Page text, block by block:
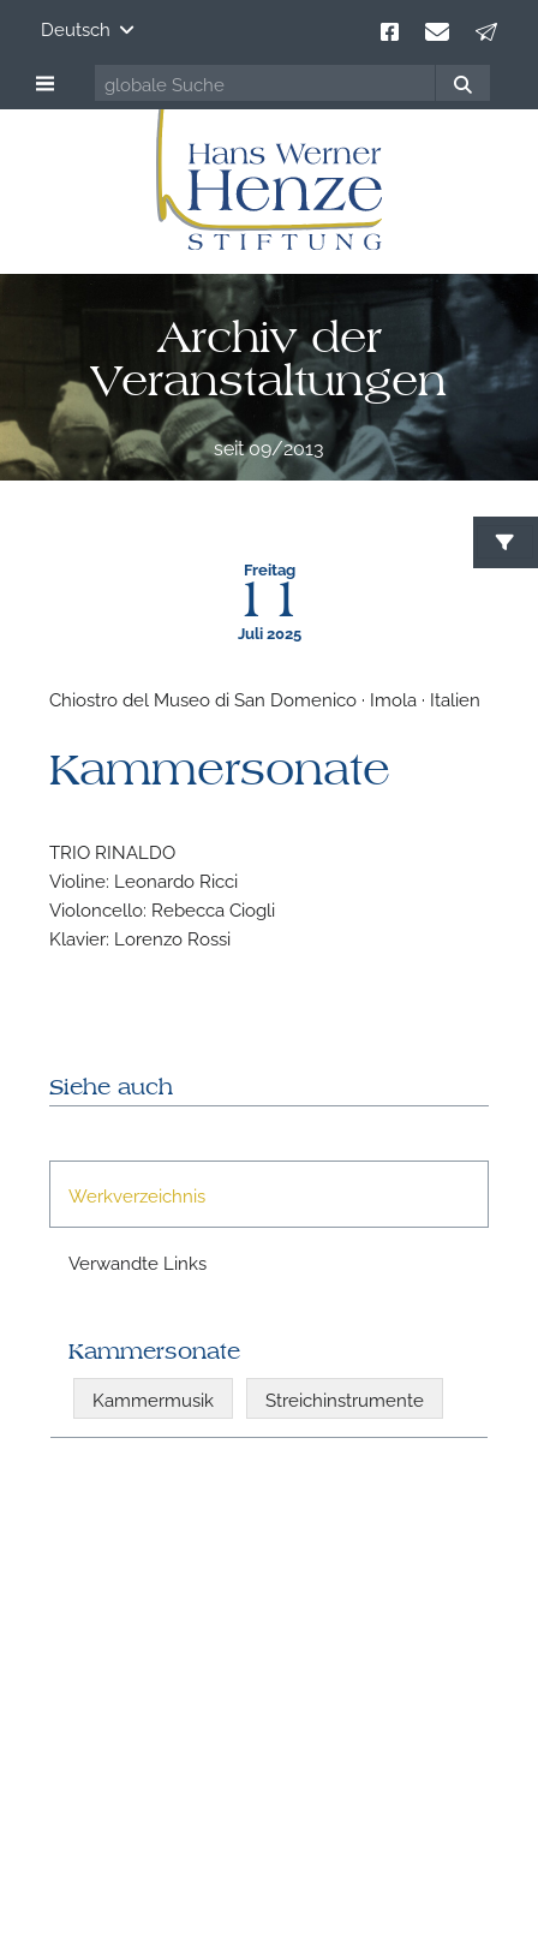
Deutsch
Archiv der
Veranstaltungen
seit 09/2013
Freitag
11
Juli 2025
Chiostro del Museo di San Domenico · Imola · Italien
Kammersonate
TRIO RINALDO
Violine: Leonardo Ricci
Violoncello: Rebecca Ciogli
Klavier: Lorenzo Rossi
Siehe auch
Werkverzeichnis
Verwandte Links
Kammersonate
Kammermusik Streichinstrumente